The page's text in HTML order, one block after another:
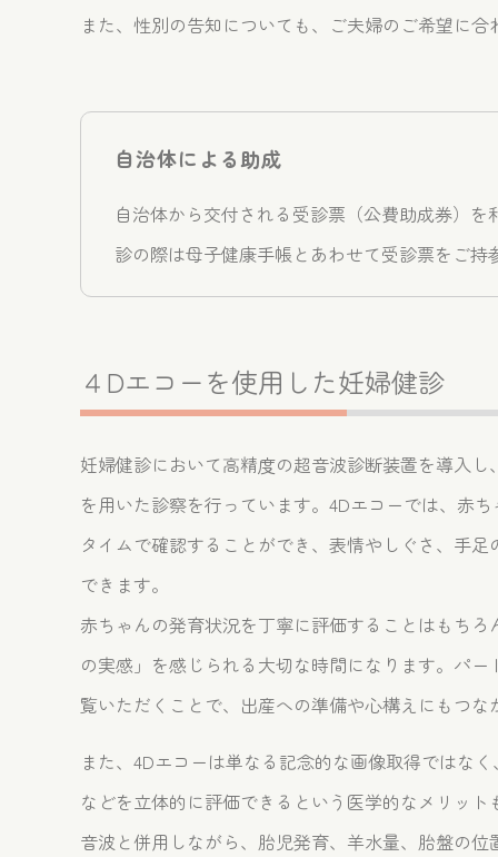
また、性別の告知についても、ご夫婦のご希望に
自治体による助成
自治体から交付される受診票（公費助成券）
診の際は母子健康手帳とあわせて受診票をご持
４Dエコーを使用した妊婦健診
妊婦健診において高精度の超音波診断装置を導入し
を用いた診察を行っています。4Dエコーでは、赤
タイムで確認することができ、表情やしぐさ、手
できます。
赤ちゃんの発育状況を丁寧に評価することはもち
の実感」を感じられる大切な時間になります。パ
覧いただくことで、出産への準備や心構えにもつな
また、4Dエコーは単なる記念的な画像取得ではな
などを立体的に評価できるという医学的なメリッ
音波と併用しながら、胎児発育、羊水量、胎盤の